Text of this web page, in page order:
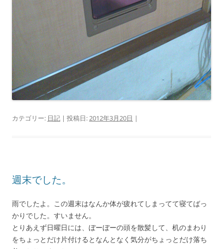
カテゴリー: 日記 | 投稿日:2012年3月20日 |
週末でした。
雨でしたよ。この週末はなんか体が疲れてしまってて寝てばっ
かりでした。すいません。
とりあえず日曜日には、ぼーぼーの頭を散髪して、机のまわり
をちょっとだけ片付けるとなんとなく気分がちょっとだけ落ち